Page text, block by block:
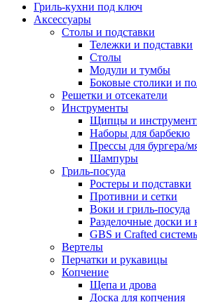
Гриль-кухни под ключ
Аксессуары
Столы и подставки
Тележки и подставки
Столы
Модули и тумбы
Боковые столики и
Решетки и отсекатели
Инструменты
Щипцы и
Наборы для барбекю
Прессы для бургера/
Шампуры
Гриль-посуда
Ростеры и подставки
Противни и сетки
Воки и гриль-посуда
Разделочные доски и
GBS и Crafted
Вертелы
Перчатки и рукавицы
Копчение
Щепа и дрова
Доска для копчения